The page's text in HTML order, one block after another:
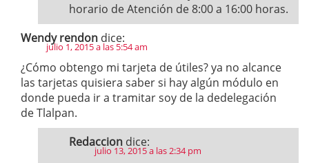
horario de Atención de 8:00 a 16:00 horas.
Wendy rendon dice:
julio 1, 2015 a las 5:54 am
¿Cómo obtengo mi tarjeta de útiles? ya no alcance
las tarjetas quisiera saber si hay algún módulo en
donde pueda ir a tramitar soy de la dedelegación
de Tlalpan.
Redaccion dice:
julio 13, 2015 a las 2:34 pm